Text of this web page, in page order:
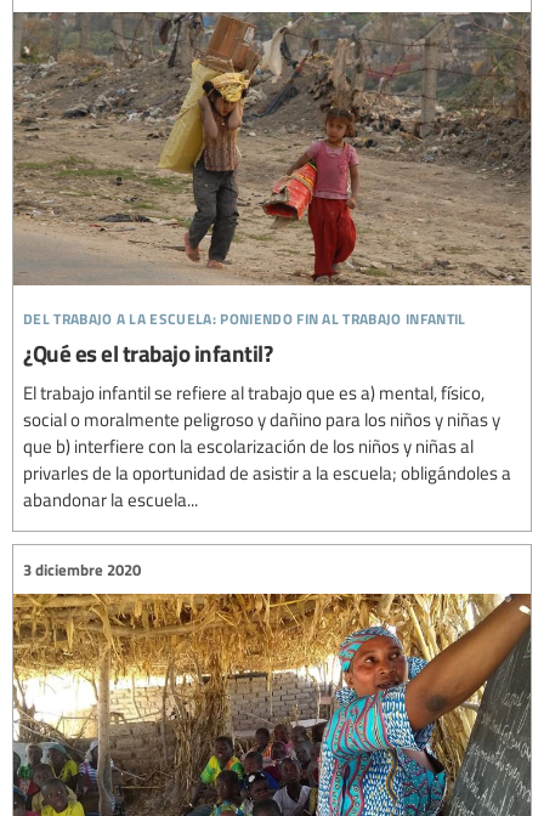
del trabajo a la escuela: poniendo fin al trabajo infantil
¿Qué es el trabajo infantil?
El trabajo infantil se refiere al trabajo que es a) mental, físico,
social o moralmente peligroso y dañino para los niños y niñas y
que b) interfiere con la escolarización de los niños y niñas al
privarles de la oportunidad de asistir a la escuela; obligándoles a
abandonar la escuela...
3 diciembre 2020